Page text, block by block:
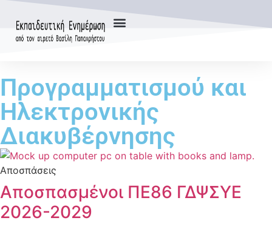
Προγραμματισμού και
Ηλεκτρονικής
Διακυβέρνησης
Αποσπάσεις
Αποσπασμένοι ΠΕ86 ΓΔΨΣΥΕ
2026-2029